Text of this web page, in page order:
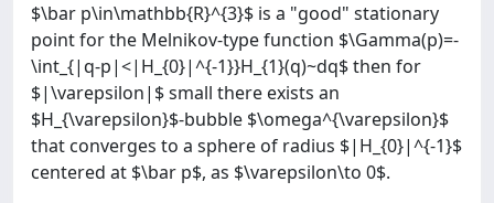
$\bar p\in\mathbb{R}^{3}$ is a "good" stationary
point for the Melnikov-type function $\Gamma(p)=-
\int_{|q-p|<|H_{0}|^{-1}}H_{1}(q)~dq$ then for
$|\varepsilon|$ small there exists an
$H_{\varepsilon}$-bubble $\omega^{\varepsilon}$
that converges to a sphere of radius $|H_{0}|^{-1}$
centered at $\bar p$, as $\varepsilon\to 0$.